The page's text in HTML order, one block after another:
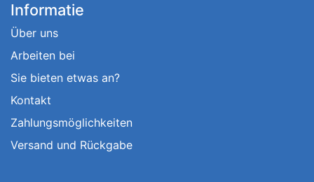
Informatie
Über uns
Arbeiten bei
Sie bieten etwas an?
Kontakt
Zahlungsmöglichkeiten
Versand und Rückgabe